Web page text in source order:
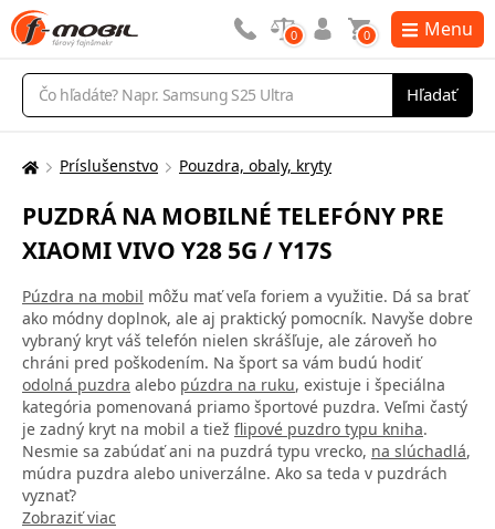
Vyhľadávanie
Hľadať
0 0 Menu
Tu
nachádzate:
Príslušenstvo Pouzdra, obaly, kryty
PUZDRÁ NA MOBILNÉ TELEFÓNY PRE
XIAOMI VIVO Y28 5G / Y17S
Púzdra na mobil môžu mať veľa foriem a využitie. Dá sa brať
ako módny doplnok, ale aj praktický pomocník. Navyše dobre
vybraný kryt váš telefón nielen skrášľuje, ale zároveň ho
chráni pred poškodením. Na šport sa vám budú hodiť
odolná puzdra alebo púzdra na ruku, existuje i špeciálna
kategória pomenovaná priamo športové puzdra. Veľmi častý
je zadný kryt na mobil a tiež flipové puzdro typu kniha.
Nesmie sa zabúdať ani na puzdrá typu vrecko, na slúchadlá,
múdra puzdra alebo univerzálne. Ako sa teda v puzdrách
vyznať?
Zobraziť viac